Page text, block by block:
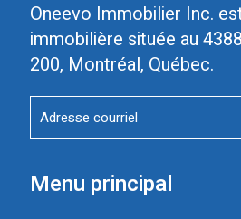
Oneevo Immobilier Inc.
immobilière située au
200, Montréal, Québec.
Menu principal